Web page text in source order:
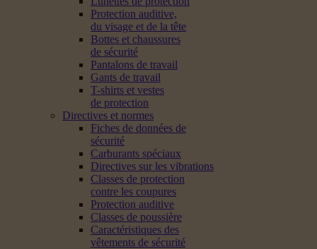
Protection auditive,
du visage et de la tête
Bottes et chaussures
de sécurité
Pantalons de travail
Gants de travail
T-shirts et vestes
de protection
Directives et normes
Fiches de données de
sécurité
Carburants spéciaux
Directives sur les vibrations
Classes de protection
contre les coupures
Protection auditive
Classes de poussière
Caractéristiques des
vêtements de sécurité